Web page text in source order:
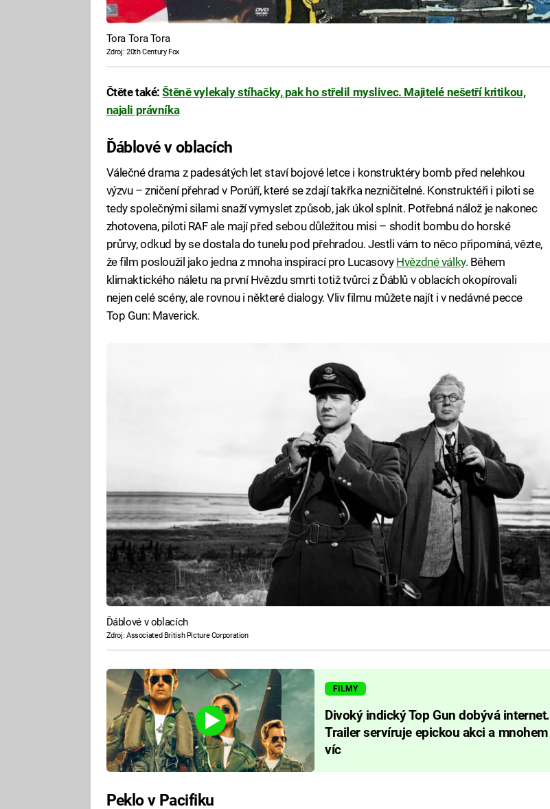
Tora Tora Tora
Zdroj: 20th Century Fox
Čtěte také:Štěně vylekaly stíhačky, pak ho střelil myslivec. Majitelé nešetří kritikou,
najali právníka
Ďáblové v oblacích
Válečné drama z padesátých let staví bojové letce i konstruktéry bomb před nelehkou
výzvu – zničení přehrad v Porúří, které se zdají takřka nezničitelné. Konstruktéři i piloti se
tedy společnými silami snaží vymyslet způsob, jak úkol splnit. Potřebná nálož je nakonec
zhotovena, piloti RAF ale mají před sebou důležitou misi – shodit bombu do horské
průrvy, odkud by se dostala do tunelu pod přehradou. Jestli vám to něco připomíná, vězte,
že film posloužil jako jedna z mnoha inspirací pro Lucasovy Hvězdné války. Během
klimaktického náletu na první Hvězdu smrti totiž tvůrci z Ďáblů v oblacích okopírovali
nejen celé scény, ale rovnou i některé dialogy. Vliv filmu můžete najít i v nedávné pecce
Top Gun: Maverick.
Ďáblové v oblacích
Zdroj: Associated British Picture Corporation
FILMY
Divoký indický Top Gun dobývá internet.
Trailer servíruje epickou akci a mnohem
víc
Peklo v Pacifiku